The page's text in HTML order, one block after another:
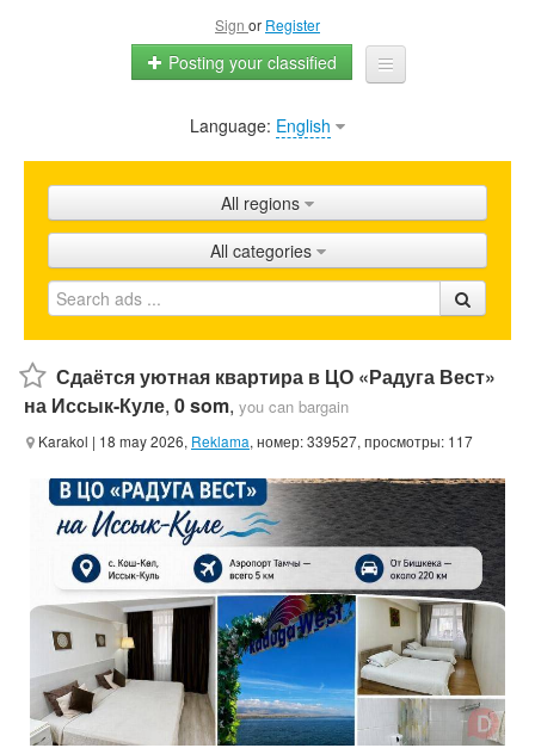
Sign or Register
Posting your classified
Home
Shops
Promotion
FAQ
Blog
Language: English
All regions
All categories
Сдаётся уютная квартира в ЦО «Радуга Вест»
на Иссык-Куле, 0 som, you can bargain
Karakol | 18 may 2026, Reklama, номер: 339527, просмотры: 117